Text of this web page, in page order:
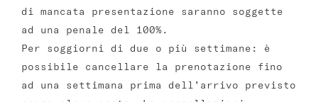
di mancata presentazione saranno soggette
ad una penale del 100%.
Per soggiorni di due o più settimane: è
possibile cancellare la prenotazione fino
ad una settimana prima dell’arrivo previsto